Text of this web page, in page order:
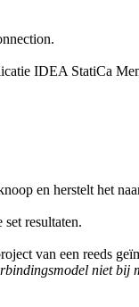
IDEA StatiCa
en herstelt het
resultaten.
van een reeds
niet bij